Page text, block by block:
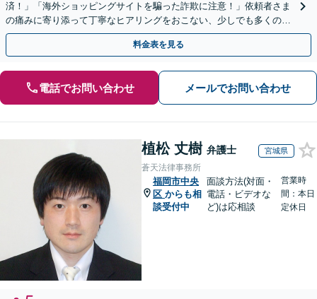
済！」「海外ショッピングサイトを騙った詐欺に注意！」依頼者さま
の痛みに寄り添って丁寧なヒアリングをおこない、少しでも多くの返
金が得られるよう尽力します！
料金表を見る
電話でお問い合わせ メールでお問い合わせ
植松 丈樹 弁護士 宮城県
蒼天法律事務所
福岡市中央
区 からも相
談受付中
面談方法(対面・
電話・ビデオな
ど)は応相談
営業時
間：本日
定休日